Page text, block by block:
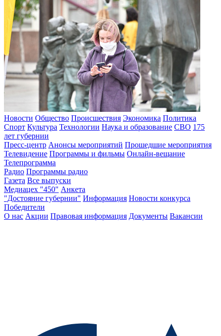
Новости Общество Происшествия Экономика Политика
Спорт Культура Технологии Наука и образование СВО 175
лет губернии
Пресс-центр Анонсы мероприятий Прошедшие мероприятия
Телевидение Программы и фильмы Онлайн-вещание
Телепрограмма
Радио Программы радио
Газета Все выпуски
Медиацех "450" Анкета
"Достояние губернии" Информация Новости конкурса
Победители
О нас Акции Правовая информация Документы Вакансии